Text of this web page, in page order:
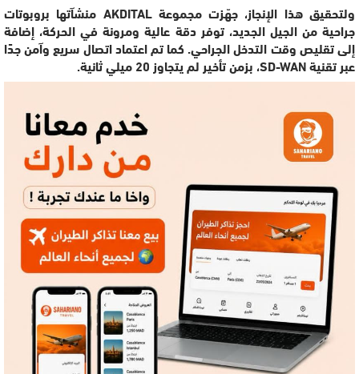
ولتحقيق هذا الإنجاز، جهّزت مجموعة AKDITAL منشآتها بروبوتات
جراحية من الجيل الجديد، توفر دقة عالية ومرونة في الحركة، إضافة
إلى تقليص وقت التدخل الجراحي. كما تم اعتماد اتصال سريع وآمن جدًا
عبر تقنية SD-WAN، بزمن تأخير لم يتجاوز 20 ميلي ثانية.